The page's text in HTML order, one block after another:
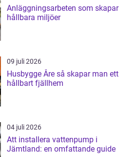
Anläggningsarbeten som skapar
hållbara miljöer
09 juli 2026
Husbygge Åre så skapar man ett
hållbart fjällhem
04 juli 2026
Att installera vattenpump i
Jämtland: en omfattande guide